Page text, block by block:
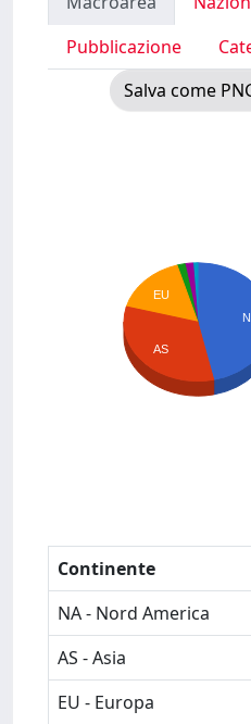
Pubblicazione
Salva come
EU
AS
Continente
NA - Nord America
AS - Asia
EU - Europa